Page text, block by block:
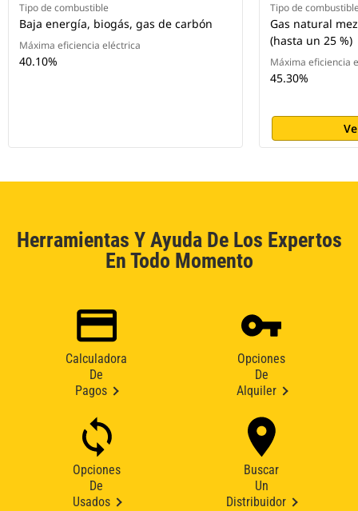
Tipo de combustible
Baja energía, biogás, gas de carbón
Máxima eficiencia eléctrica
40.10%
Tipo de
Gas natural
(hasta un 25 %)
Máxima eficiencia
45.30%
Herramientas Y Ayuda De Los Expertos
En Todo Momento
Calculadora
De
Pagos
Opciones
De
Alquiler
Opciones
De
Usados
Buscar
Un
Distribuidor